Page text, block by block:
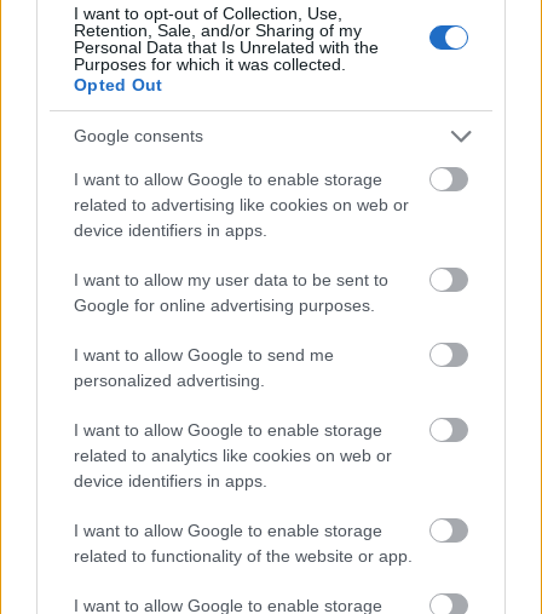
I want to opt-out of Collection, Use,
Retention, Sale, and/or Sharing of my
Personal Data that Is Unrelated with the
Purposes for which it was collected.
Opted Out
Google consents
I want to allow Google to enable storage
related to advertising like cookies on web or
device identifiers in apps.
I want to allow my user data to be sent to
Google for online advertising purposes.
I want to allow Google to send me
personalized advertising.
I want to allow Google to enable storage
related to analytics like cookies on web or
device identifiers in apps.
I want to allow Google to enable storage
related to functionality of the website or app.
I want to allow Google to enable storage
Amellett, hogy a Nagymező utcában megszokott
színvonalas előadással örvendeztessék meg a
debreceni közönséget, a Budapesti Operettszínház
és a rendezvényt szervező Ív Produkció Kft. célul
olyan nézők is eljuthassanak, akik ezt anyagi
helyzetük miatt nem tehetnék meg.